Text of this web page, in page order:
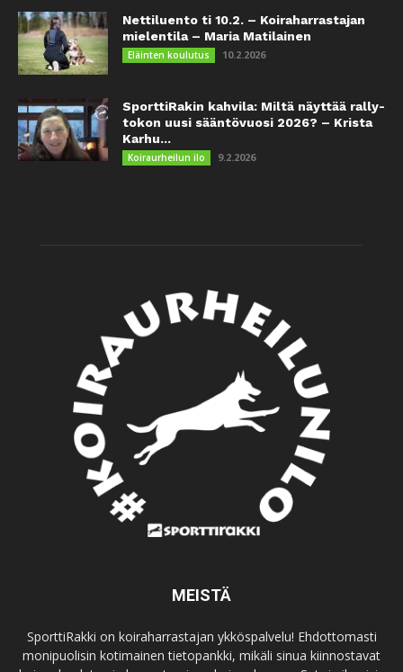
Nettiluento ti 10.2. – Koiraharrastajan
mielentila – Maria Matilainen
Eläinten koulutus 10.2.2026
SporttiRakin kahvila: Miltä näyttää rally-
tokon uusi sääntövuosi 2026? – Krista
Karhu...
Koiraurheilun ilo 9.2.2026
MEISTÄ
SporttiRakki on koiraharrastajan ykköspalvelu! Ehdottomasti
monipuolisin kotimainen tietopankki, mikäli sinua kiinnostavat